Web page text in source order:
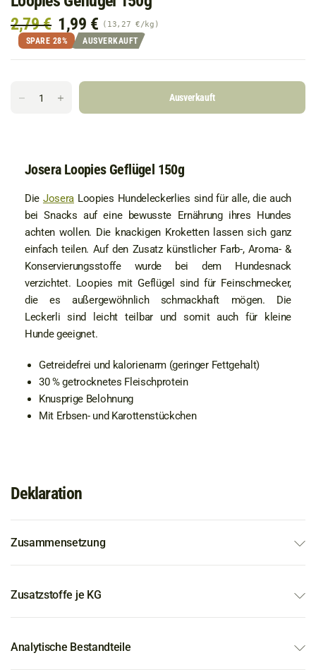
2,79 € 1,99 € 13,27 €/kg
SPARE 28% AUSVERKAUFT
Ausverkauft
Josera Loopies Geflügel 150g
Die Josera Loopies Hundeleckerlies sind für alle, die auch
bei Snacks auf eine bewusste Ernährung ihres Hundes
achten wollen. Die knackigen Kroketten lassen sich ganz
einfach teilen. Auf den Zusatz künstlicher Farb-, Aroma- &
Konservierungsstoffe wurde bei dem Hundesnack
verzichtet. Loopies mit Geflügel sind für Feinschmecker,
die es außergewöhnlich schmackhaft mögen. Die
Leckerli sind leicht teilbar und somit auch für kleine
Hunde geeignet.
Getreidefrei und kalorienarm (geringer Fettgehalt)
30 % getrocknetes Fleischprotein
Knusprige Belohnung
Mit Erbsen- und Karottenstückchen
Deklaration
Zusammensetzung
Zusatzstoffe je KG
Analytische Bestandteile